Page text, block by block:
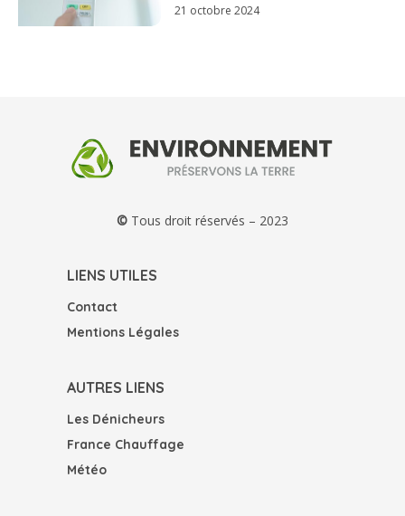
21 octobre 2024
© Tous droit réservés – 2023
LIENS UTILES
Contact
Mentions Légales
AUTRES LIENS
Les Dénicheurs
France Chauffage
Météo